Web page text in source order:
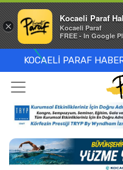
KOCAELİ PARAF
×
Kocaeli Paraf
Kocaeli Paraf
FREE - In Google